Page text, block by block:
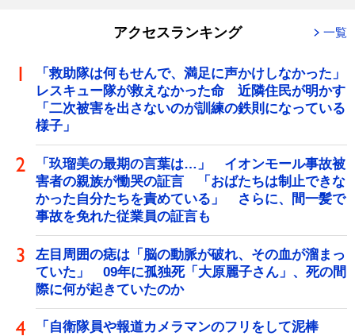
アクセスランキング 一覧
「救助隊は何もせんで、満足に声かけしなかった」
レスキュー隊が救えなかった命 近隣住民が明かす
「二次被害を出さないのが訓練の鉄則になっている
様子」
「玖瑠美の最期の言葉は…」 イオンモール事故被
害者の親族が慟哭の証言 「おばたちは制止できな
かった自分たちを責めている」 さらに、間一髪で
事故を免れた従業員の証言も
左目周囲の痣は「脳の動脈が破れ、その血が溜まっ
ていた」 09年に孤独死「大原麗子さん」、死の間
際に何が起きていたのか
「自衛隊員や報道カメラマンのフリをして泥棒